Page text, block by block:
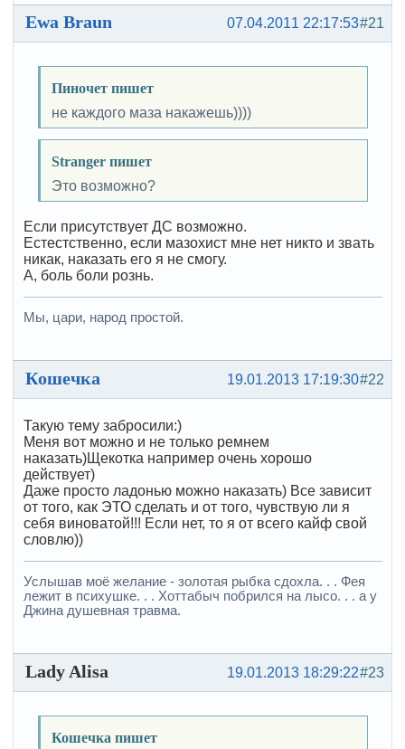
#21
07.04.2011 22:17:53
Ewa Braun
Пиночет пишет
не каждого маза накажешь))))
Stranger пишет
Это возможно?
Если присутствует ДС возможно.
Естестственно, если мазохист мне нет никто и звать
никак, наказать его я не смогу.
А, боль боли рознь.
Мы, цари, народ простой.
#22
19.01.2013 17:19:30
Кошечка
Такую тему забросили:)
Меня вот можно и не только ремнем
наказать)Щекотка например очень хорошо
действует)
Даже просто ладонью можно наказать) Все зависит
от того, как ЭТО сделать и от того, чувствую ли я
себя виноватой!!! Если нет, то я от всего кайф свой
словлю))
Услышав моё желание - золотая рыбка сдохла. . . Фея
лежит в психушке. . . Хоттабыч побрился на лысо. . . а у
Джина душевная травма.
#23
19.01.2013 18:29:22
Lady Alisa
Кошечка пишет